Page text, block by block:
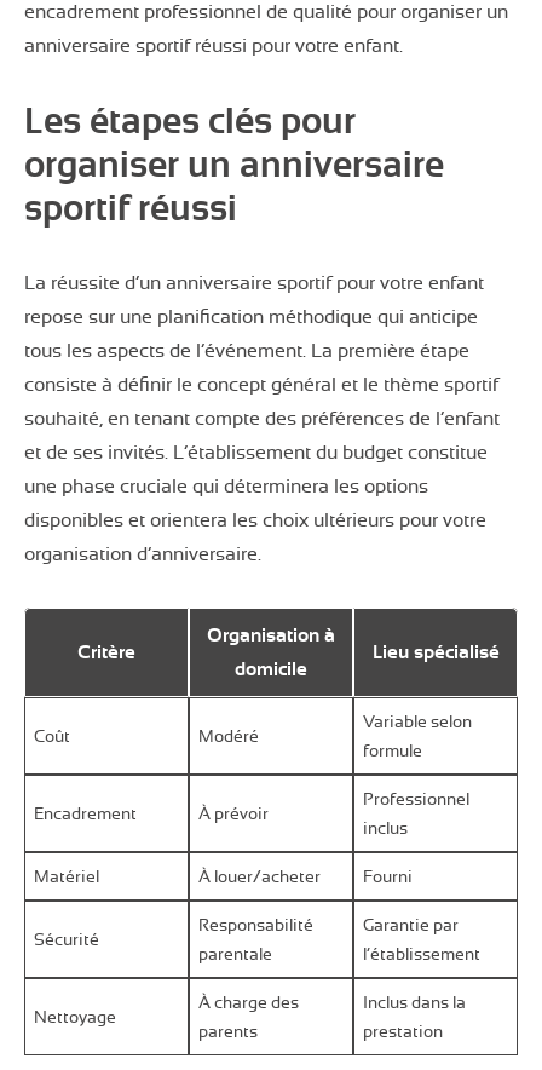
encadrement professionnel de qualité pour organiser un
anniversaire sportif réussi pour votre enfant.
Les étapes clés pour
organiser un anniversaire
sportif réussi
La réussite d’un anniversaire sportif pour votre enfant
repose sur une planification méthodique qui anticipe
tous les aspects de l’événement. La première étape
consiste à définir le concept général et le thème sportif
souhaité, en tenant compte des préférences de l’enfant
et de ses invités. L’établissement du budget constitue
une phase cruciale qui déterminera les options
disponibles et orientera les choix ultérieurs pour votre
organisation d’anniversaire.
Critère
Organisation à
domicile
Lieu spécialisé
Coût Modéré
Variable selon
formule
Encadrement À prévoir
Professionnel
inclus
Matériel À louer/acheter Fourni
Sécurité
Responsabilité
parentale
Garantie par
l’établissement
Nettoyage
À charge des
parents
Inclus dans la
prestation